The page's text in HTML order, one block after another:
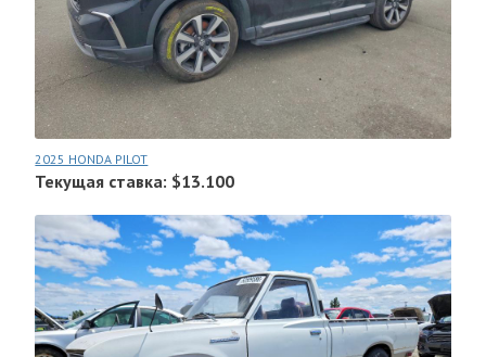
2025 HONDA PILOT
Текущая ставка: $13.100